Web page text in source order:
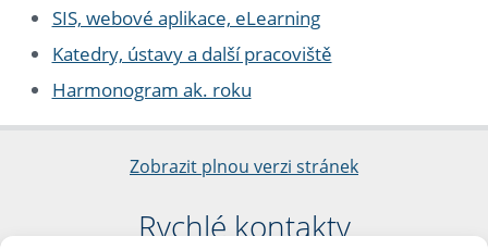
SIS, webové aplikace, eLearning
Katedry, ústavy a další pracoviště
Harmonogram ak. roku
Zobrazit plnou verzi stránek
Rychlé kontakty